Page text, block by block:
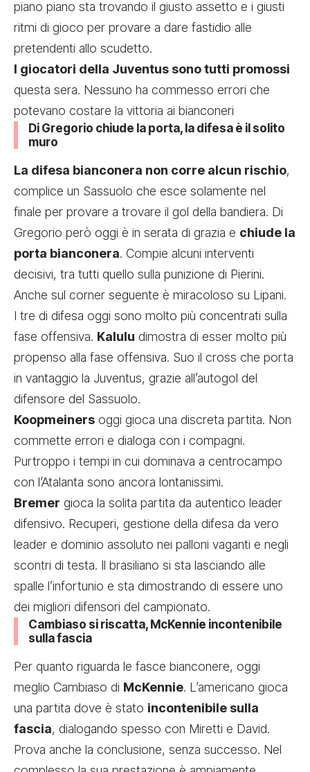
piano piano sta trovando il giusto assetto e i giusti
ritmi di gioco per provare a dare fastidio alle
pretendenti allo scudetto.
I giocatori della Juventus sono tutti promossi
questa sera. Nessuno ha commesso errori che
potevano costare la vittoria ai bianconeri
Di Gregorio chiude la porta, la difesa è il solito
muro
La difesa bianconera non corre alcun rischio,
complice un Sassuolo che esce solamente nel
finale per provare a trovare il gol della bandiera. Di
Gregorio però oggi è in serata di grazia e chiude la
porta bianconera. Compie alcuni interventi
decisivi, tra tutti quello sulla punizione di Pierini.
Anche sul corner seguente è miracoloso su Lipani.
I tre di difesa oggi sono molto più concentrati sulla
fase offensiva. Kalulu dimostra di esser molto più
propenso alla fase offensiva. Suo il cross che porta
in vantaggio la Juventus, grazie all’autogol del
difensore del Sassuolo.
Koopmeiners oggi gioca una discreta partita. Non
commette errori e dialoga con i compagni.
Purtroppo i tempi in cui dominava a centrocampo
con l’Atalanta sono ancora lontanissimi.
Bremer gioca la solita partita da autentico leader
difensivo. Recuperi, gestione della difesa da vero
leader e dominio assoluto nei palloni vaganti e negli
scontri di testa. Il brasiliano si sta lasciando alle
spalle l’infortunio e sta dimostrando di essere uno
dei migliori difensori del campionato.
Cambiaso si riscatta, McKennie incontenibile
sulla fascia
Per quanto riguarda le fasce bianconere, oggi
meglio Cambiaso di McKennie. L’americano gioca
una partita dove è stato incontenibile sulla
fascia, dialogando spesso con Miretti e David.
Prova anche la conclusione, senza successo. Nel